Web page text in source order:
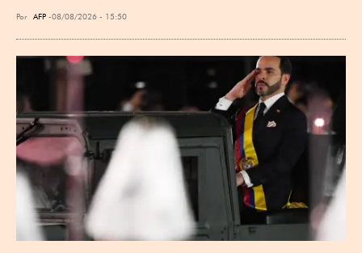
Por AFP 08/08/2026 - 15:50